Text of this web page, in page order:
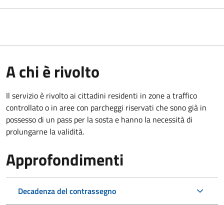
A chi è rivolto
Il servizio è rivolto ai cittadini residenti in zone a traffico
controllato o in aree con parcheggi riservati che sono già in
possesso di un pass per la sosta e hanno la necessità di
prolungarne la validità.
Approfondimenti
Decadenza del contrassegno